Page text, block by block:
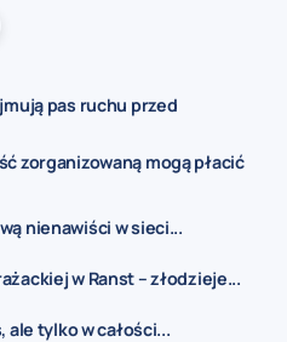
pas ruchu przed
zorganizowaną mogą płacić
nienawiści w sieci...
w Ranst – złodzieje...
ale tylko w całości...